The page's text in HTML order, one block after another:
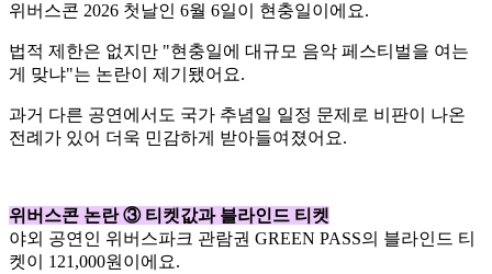
위버스콘 2026 첫날인 6월 6일이 현충일이에요.
법적 제한은 없지만 "현충일에 대규모 음악 페스티벌을 여는
게 맞냐"는 논란이 제기됐어요.
과거 다른 공연에서도 국가 추념일 일정 문제로 비판이 나온
전례가 있어 더욱 민감하게 받아들여졌어요.
위버스콘 논란 ③ 티켓값과 블라인드 티켓
야외 공연인 위버스파크 관람권 GREEN PASS의 블라인드 티
켓이 121,000원이에요.